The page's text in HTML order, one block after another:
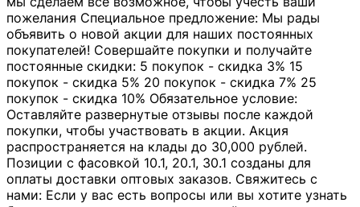
пожелания Специальное предложение: Мы рады
объявить о новой акции для наших постоянных
покупателей! Совершайте покупки и получайте
постоянные скидки: 5 покупок - скидка 3% 15
покупок - скидка 5% 20 покупок - скидка 7% 25
покупок - скидка 10% Обязательное условие:
Оставляйте развернутые отзывы после каждой
покупки, чтобы участвовать в акции. Акция
распространяется на клады до 30,000 рублей.
Позиции с фасовкой 10.1, 20.1, 30.1 созданы для
оплаты доставки оптовых заказов. Свяжитесь с
нами: Если у вас есть вопросы или вы хотите узнать